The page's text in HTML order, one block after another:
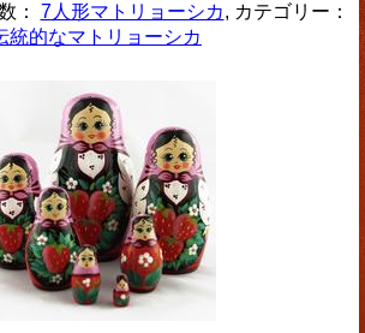
： 7人形マトリョーシカ, カテゴリー：
統的なマトリョーシカ